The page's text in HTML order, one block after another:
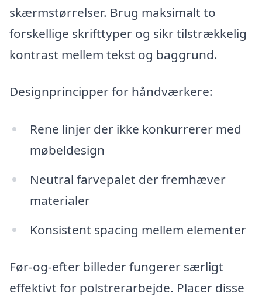
skærmstørrelser. Brug maksimalt to
forskellige skrifttyper og sikr tilstrækkelig
kontrast mellem tekst og baggrund.
Designprincipper for håndværkere:
Rene linjer der ikke konkurrerer med
møbeldesign
Neutral farvepalet der fremhæver
materialer
Konsistent spacing mellem elementer
Før-og-efter billeder fungerer særligt
effektivt for polstrerarbejde. Placer disse